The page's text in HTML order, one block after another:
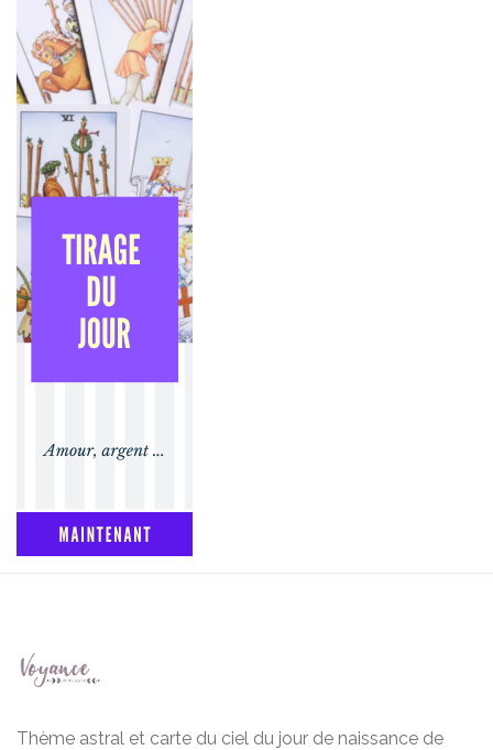
Thème astral et carte du ciel du jour de naissance de